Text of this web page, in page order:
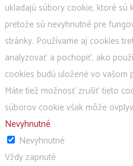
ukladajú súbory cookie, ktoré
pretože sú nevyhnutné pre
stránky. Používame aj cookies
analyzovať a pochopiť, ako
cookies budú uložené vo vašom
Máte tiež možnosť zrušiť tieto
súborov cookie však môže
Nevyhnutné
Nevyhnutné
Vždy zapnuté